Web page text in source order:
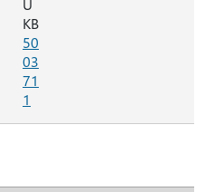
U
KB
50
03
71
1